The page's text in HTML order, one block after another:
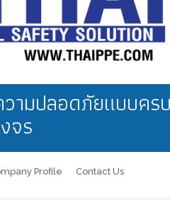
ามปลอดภัยแบบคร
จร
Profile Contact Us